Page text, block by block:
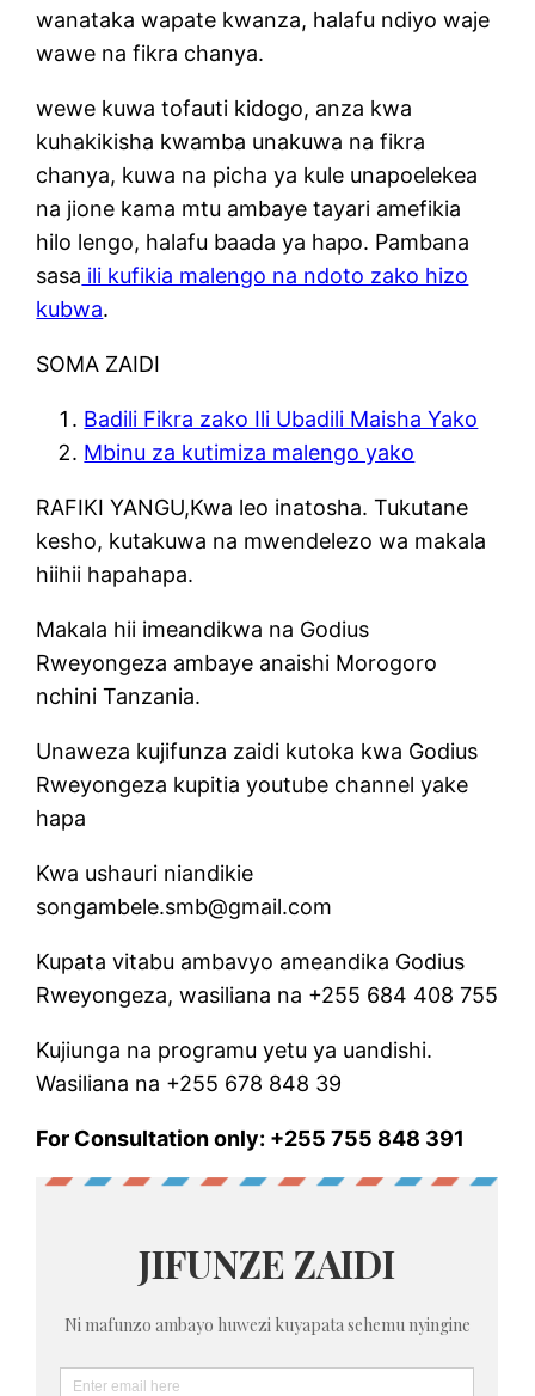
wanataka wapate kwanza, halafu ndiyo waje
wawe na fikra chanya.
wewe kuwa tofauti kidogo, anza kwa
kuhakikisha kwamba unakuwa na fikra
chanya, kuwa na picha ya kule unapoelekea
na jione kama mtu ambaye tayari amefikia
hilo lengo, halafu baada ya hapo. Pambana
sasa ili kufikia malengo na ndoto zako hizo
kubwa.
SOMA ZAIDI
Badili Fikra zako Ili Ubadili Maisha Yako
Mbinu za kutimiza malengo yako
RAFIKI YANGU,Kwa leo inatosha. Tukutane
kesho, kutakuwa na mwendelezo wa makala
hiihii hapahapa.
Makala hii imeandikwa na Godius
Rweyongeza ambaye anaishi Morogoro
nchini Tanzania.
Unaweza kujifunza zaidi kutoka kwa Godius
Rweyongeza kupitia youtube channel yake
hapa
Kwa ushauri niandikie
songambele.smb@gmail.com
Kupata vitabu ambavyo ameandika Godius
Rweyongeza, wasiliana na +255 684 408 755
Kujiunga na programu yetu ya uandishi.
Wasiliana na +255 678 848 39
For Consultation only: +255 755 848 391